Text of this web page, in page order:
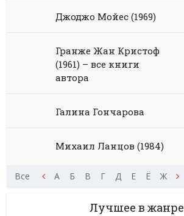
Джоджо Мойес (1969)
Гранже Жан Кристоф
(1961) – все книги
автора
Галина Гончарова
Михаил Ланцов (1984)
Все
Ю Я А Б В Г Д Е Ё Ж З
Лучшее в жанре